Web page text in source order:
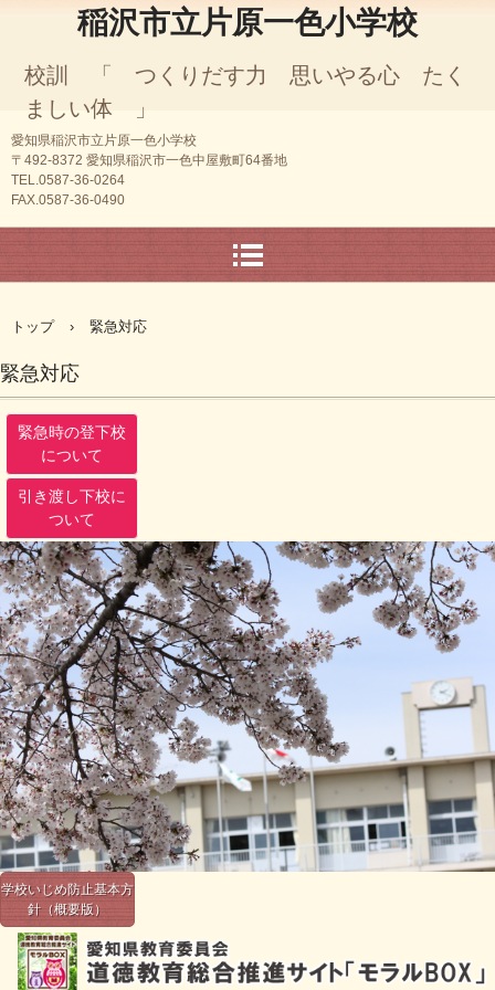
稲沢市立片原一色小学校
校訓 「 つくりだす力 思いやる心 たく
ましい体 」
愛知県稲沢市立片原一色小学校
〒492-8372 愛知県稲沢市一色中屋敷町64番地
TEL.0587-36-0264
FAX.0587-36-0490
トップ › 緊急対応
緊急対応
緊急時の登下校
について
引き渡し下校に
ついて
学校いじめ防止基本方
針（概要版）